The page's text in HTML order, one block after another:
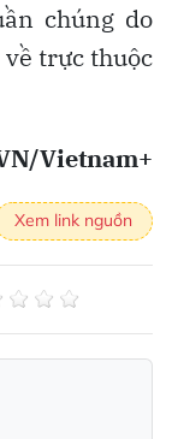
chúng do
trực thuộc
Vietnam+
Xem link nguồn